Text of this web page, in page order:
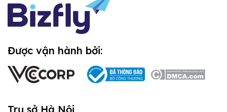
Được vận hành bởi:
Trụ sở Hà Nội